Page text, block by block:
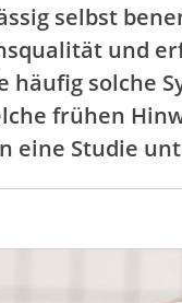
selbst
und
solche
frühen
eine Studie